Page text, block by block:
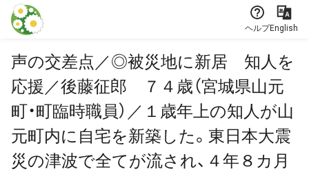
本文に飛ぶ
ヘルプEnglish
声の交差点／◎被災地に新居 知人を
応援／後藤征郎 ７４歳（宮城県山元
町・町臨時職員）／１歳年上の知人が山
元町内に自宅を新築した。東日本大震
災の津波で全てが流され、４年８カ月